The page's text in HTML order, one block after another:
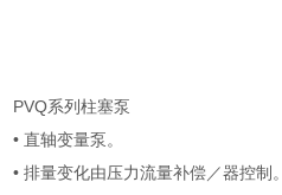
PVQ系列柱塞泵
• 直轴变量泵。
• 排量变化由压力流量补偿／器控制。